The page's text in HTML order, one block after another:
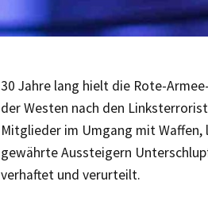
30 Jahre lang hielt die Rote-
der Westen nach den
Mitglieder im Umgang mit Waffen,
gewährte Aussteigern
verhaftet und verurteilt.